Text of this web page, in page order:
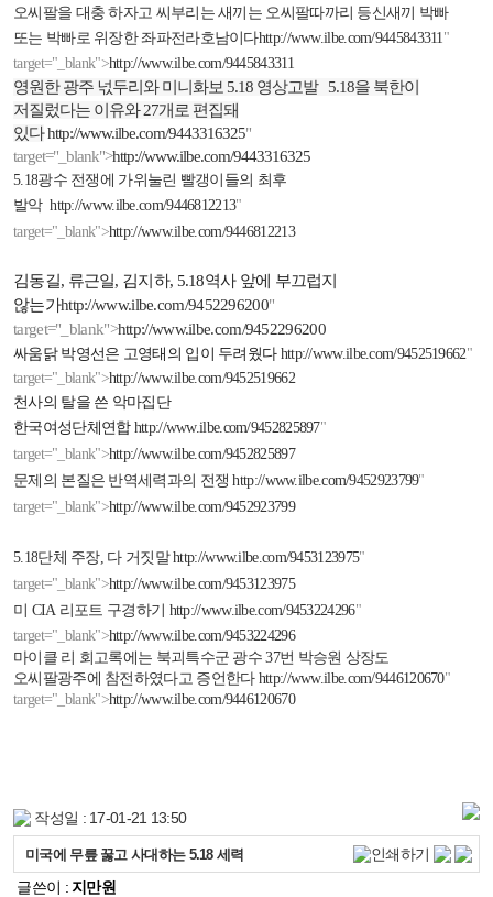
오씨팔을 대충 하자고 씨부리는 새끼는 오씨팔따까리 등신새끼 박빠
또는 박빠로 위장한 좌파전라호남이다http://www.ilbe.com/9445843311"
target="_blank">http://www.ilbe.com/9445843311
영원한 광주 넋두리와 미니화보 5.18 영상고발5.18을 북한이
저질렀다는 이유와27개로 편집돼
있다 http://www.ilbe.com/9443316325"
target="_blank">http://www.ilbe.com/9443316325
5.18광수 전쟁에 가위눌린 빨갱이들의 최후
발악 http://www.ilbe.com/9446812213"
target="_blank">http://www.ilbe.com/9446812213
김동길, 류근일, 김지하, 5.18역사 앞에 부끄럽지
않는가http://www.ilbe.com/9452296200"
target="_blank">http://www.ilbe.com/9452296200
싸움닭 박영선은 고영태의 입이 두려웠다 http://www.ilbe.com/9452519662"
target="_blank">http://www.ilbe.com/9452519662
천사의 탈을 쓴 악마집단
한국여성단체연합 http://www.ilbe.com/9452825897"
target="_blank">http://www.ilbe.com/9452825897
문제의 본질은 반역세력과의 전쟁 http://www.ilbe.com/9452923799"
target="_blank">http://www.ilbe.com/9452923799
5.18단체 주장, 다 거짓말 http://www.ilbe.com/9453123975"
target="_blank">http://www.ilbe.com/9453123975
미 CIA 리포트 구경하기 http://www.ilbe.com/9453224296"
target="_blank">http://www.ilbe.com/9453224296
마이클 리 회고록에는 북괴특수군 광수 37번 박승원 상장도
오씨팔광주에 참전하였다고 증언한다 http://www.ilbe.com/9446120670"
target="_blank">http://www.ilbe.com/9446120670
작성일 : 17-01-21 13:50
미국에 무릎 꿇고 사대하는 5.18 세력
글쓴이 : 지만원